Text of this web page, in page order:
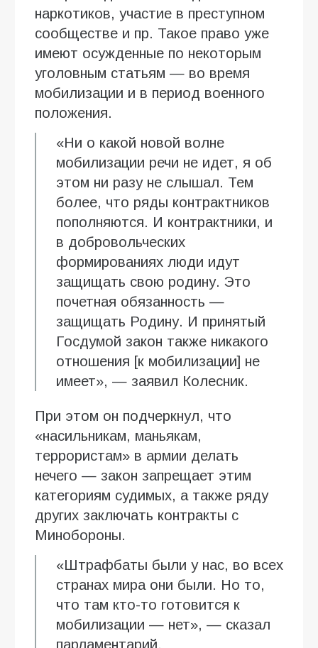
наркотиков, участие в преступном
сообществе и пр. Такое право уже
имеют осужденные по некоторым
уголовным статьям — во время
мобилизации и в период военного
положения.
«Ни о какой новой волне
мобилизации речи не идет, я об
этом ни разу не слышал. Тем
более, что ряды контрактников
пополняются. И контрактники, и
в добровольческих
формированиях люди идут
защищать свою родину. Это
почетная обязанность —
защищать Родину. И принятый
Госдумой закон также никакого
отношения [к мобилизации] не
имеет», — заявил Колесник.
При этом он подчеркнул, что
«насильникам, маньякам,
террористам» в армии делать
нечего — закон запрещает этим
категориям судимых, а также ряду
других заключать контракты с
Минобороны.
«Штрафбаты были у нас, во всех
странах мира они были. Но то,
что там кто-то готовится к
мобилизации — нет», — сказал
парламентарий.